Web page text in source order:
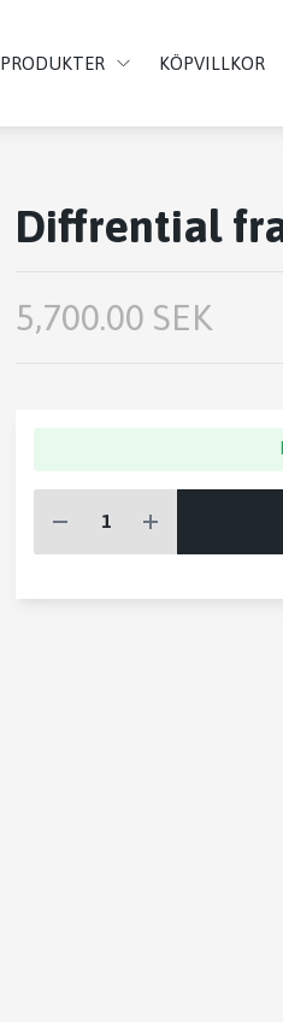
PRODUKTER KÖPVILLKOR
Diffrential
5,700.00 SEK